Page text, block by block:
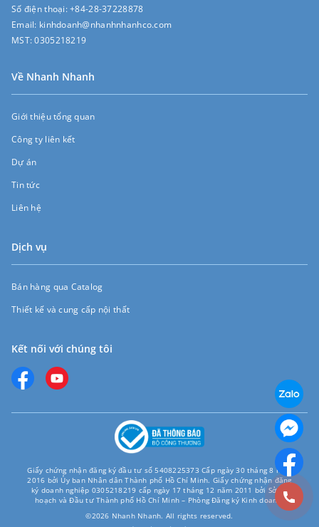
Số điện thoại:+84-28-37228878
Email: kinhdoanh@nhanhnhanhco.com
MST:0305218219
Về Nhanh Nhanh
Giới thiệu tổng quan
Công ty liên kết
Dự án
Tin tức
Liên hệ
Dịch vụ
Bán hàng qua Catalog
Thiết kế và cung cấp nội thất
Kết nối với chúng tôi
Giấy chứng nhận đăng ký đầu tư số 5408225373 Cấp ngày 30 tháng 8 năm
2016 bởi Ủy ban Nhân dân Thành phố Hồ Chí Minh. Giấy chứng nhận đăng
ký doanh nghiệp 0305218219 cấp ngày 17 tháng 12 năm 2011 bởi Sở Kế
hoạch và Đầu tư Thành phố Hồ Chí Minh – Phòng Đăng ký Kinh doanh.
©2026 Nhanh Nhanh. All rights reserved.